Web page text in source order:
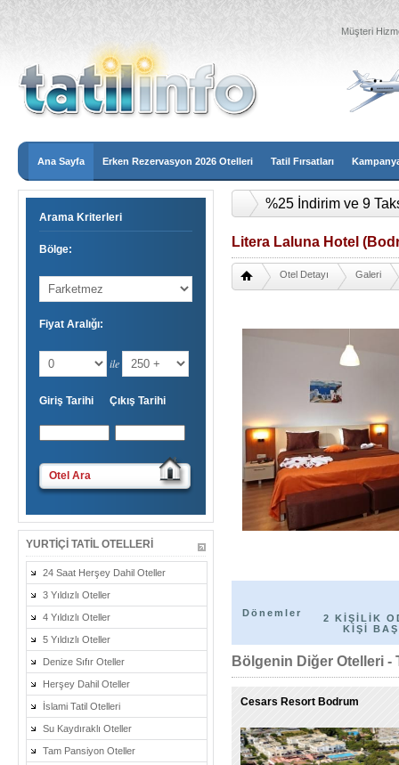
Müşteri
Ana Sayfa Erken Rezervasyon 2026 Otelleri Tatil Fırsatları
Arama Kriterleri
Bölge:
Fiyat Aralığı:
ile
Giriş Tarihi Çıkış Tarihi
Otel Ara
YURTIÇI TATIL OTELLERI
24 Saat Herşey Dahil Oteller
3 Yıldızlı Oteller
4 Yıldızlı Oteller
5 Yıldızlı Oteller
Denize Sıfır Oteller
Herşey Dahil Oteller
İslami Tatil Otelleri
Su Kaydıraklı Oteller
Tam Pansiyon Oteller
%25 İndirim ve 9
Litera Laluna Hotel
Otel Detayı Galeri
Dönemler
2 KİŞİLİK
KİŞİ
Bölgenin Diğer Otelleri -
Cesars Resort Bodrum